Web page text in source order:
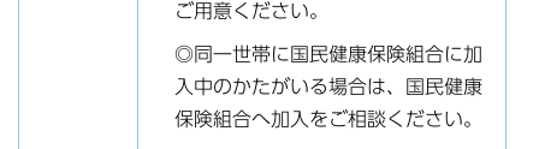
ご用意ください。
◎同一世帯に国民健康保険組合に加
入中のかたがいる場合は、国民健康
保険組合へ加入をご相談ください。